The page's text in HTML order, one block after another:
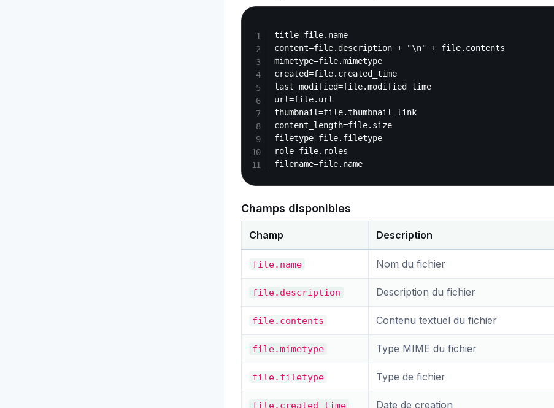
title=file.name
content=file.description + "\n" + file.contents
mimetype=file.mimetype
created=file.created_time
last_modified=file.modified_time
url=file.url
thumbnail=file.thumbnail_link
content_length=file.size
filetype=file.filetype
role=file.roles
filename=file.name
Champs disponibles
Champ Description
file.name Nom du fichier
file.description Description du fichier
file.contents Contenu textuel du fichier
file.mimetype Type MIME du fichier
file.filetype Type de fichier
file.created_time Date de creation